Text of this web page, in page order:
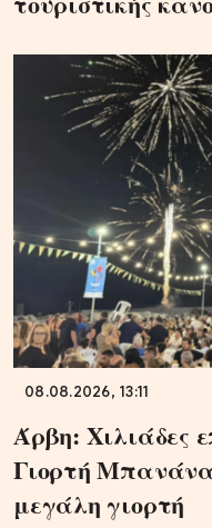
08.08.2026, 13:11
Άρβη: Χιλιάδες
Γιορτή
μεγάλη γιορτή